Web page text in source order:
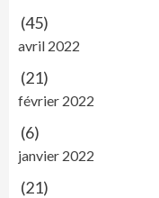
(45)
avril 2022
(21)
février 2022
(6)
janvier 2022
(21)